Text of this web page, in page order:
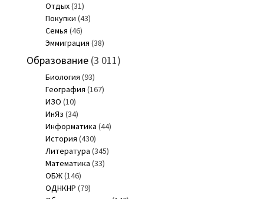
Отдых(31)
Покупки (43)
Семья (46)
Эммиграция (38)
Образование(3 011)
Биология (93)
География (167)
ИЗО (10)
ИнЯз (34)
Информатика (44)
История (430)
Литература (345)
Математика (33)
ОБЖ(146)
ОДНКНР (79)